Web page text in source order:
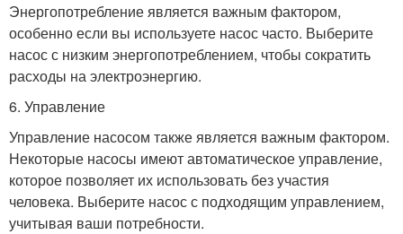
Энергопотребление является важным фактором,
особенно если вы используете насос часто. Выберите
насос с низким энергопотреблением, чтобы сократить
расходы на электроэнергию.
6. Управление
Управление насосом также является важным фактором.
Некоторые насосы имеют автоматическое управление,
которое позволяет их использовать без участия
человека. Выберите насос с подходящим управлением,
учитывая ваши потребности.